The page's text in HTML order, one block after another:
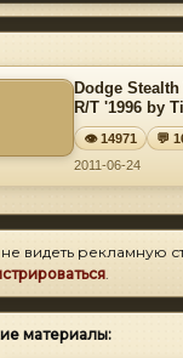
Dodge
R/T '1996 by
👁 14971 💬
2011-06-24
видеть рекламную
.
материалы: